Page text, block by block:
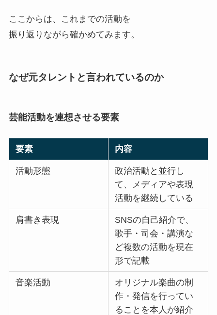
ここからは、これまでの活動を
振り返りながら確かめてみます。
なぜ元タレントと言われているのか
芸能活動を連想させる要素
要素 内容
活動形態
政治活動と並行し
て、メディアや表現
活動を継続している
肩書き表現
SNSの自己紹介で、
歌手・司会・講演な
ど複数の活動を現在
形で記載
音楽活動
オリジナル楽曲の制
作・発信を行ってい
ることを本人が紹介